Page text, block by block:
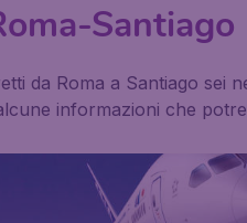
Santiago
da Roma a Santiago sei
informazioni che